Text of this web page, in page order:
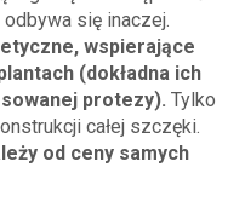
się inaczej.
wspierające
(dokładna ich
protezy). Tylko
całej szczęki.
od ceny samych